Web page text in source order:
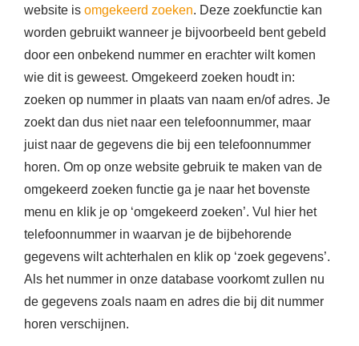
website is omgekeerd zoeken. Deze zoekfunctie kan
worden gebruikt wanneer je bijvoorbeeld bent gebeld
door een onbekend nummer en erachter wilt komen
wie dit is geweest. Omgekeerd zoeken houdt in:
zoeken op nummer in plaats van naam en/of adres. Je
zoekt dan dus niet naar een telefoonnummer, maar
juist naar de gegevens die bij een telefoonnummer
horen. Om op onze website gebruik te maken van de
omgekeerd zoeken functie ga je naar het bovenste
menu en klik je op ‘omgekeerd zoeken’. Vul hier het
telefoonnummer in waarvan je de bijbehorende
gegevens wilt achterhalen en klik op ‘zoek gegevens’.
Als het nummer in onze database voorkomt zullen nu
de gegevens zoals naam en adres die bij dit nummer
horen verschijnen.